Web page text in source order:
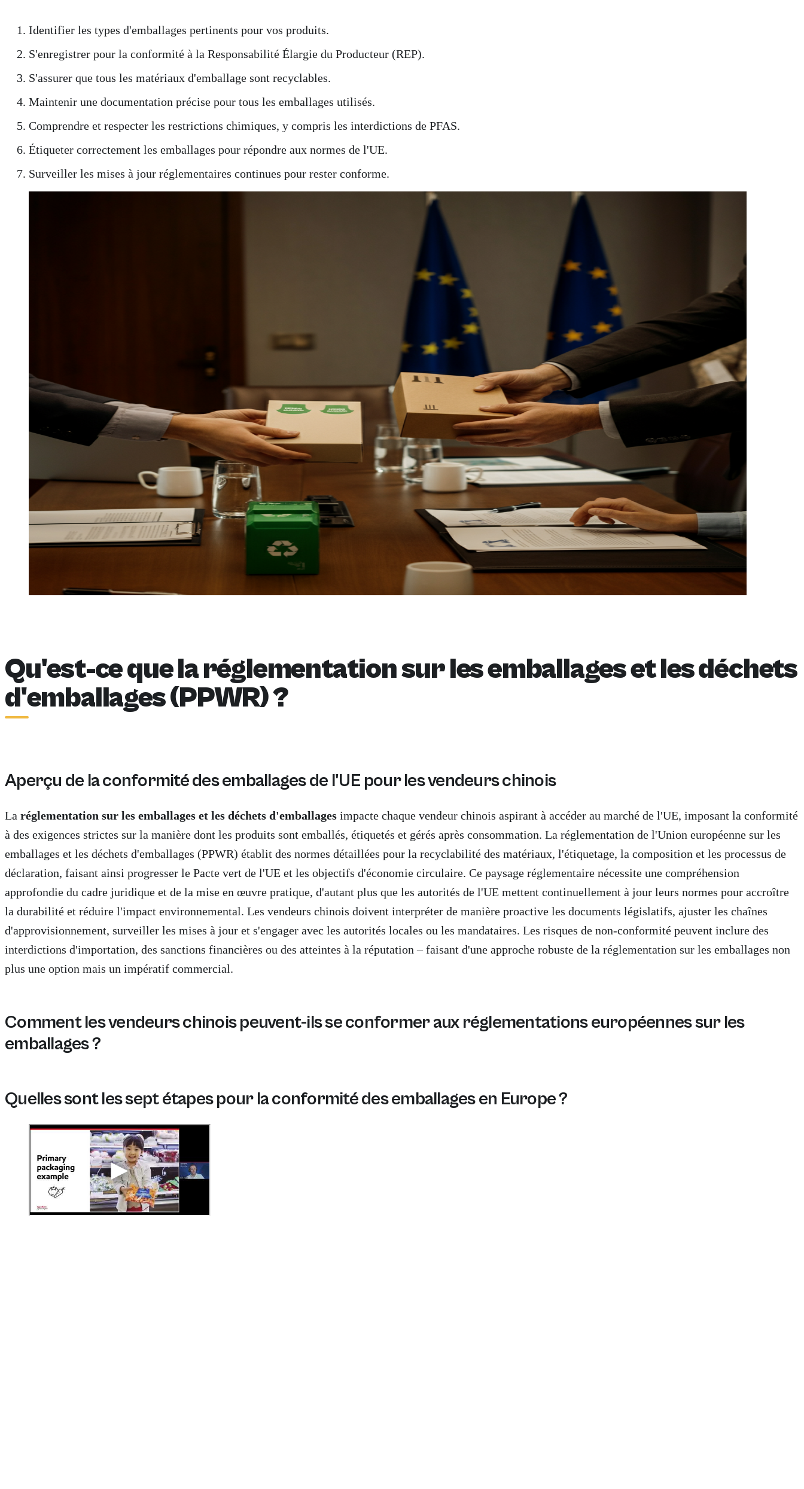
Identifier les types d'emballages pertinents pour vos produits.
S'enregistrer pour la conformité à la Responsabilité Élargie du Producteur (REP).
S'assurer que tous les matériaux d'emballage sont recyclables.
Maintenir une documentation précise pour tous les emballages utilisés.
Comprendre et respecter les restrictions chimiques, y compris les interdictions de PFAS.
Étiqueter correctement les emballages pour répondre aux normes de l'UE.
Surveiller les mises à jour réglementaires continues pour rester conforme.
Qu'est-ce que la réglementation sur les emballages et les déchets
d'emballages (PPWR) ?
Aperçu de la conformité des emballages de l'UE pour les vendeurs chinois
La réglementation sur les emballages et les déchets d'emballages impacte chaque vendeur chinois aspirant à accéder au marché de l'UE, imposant la conformité
à des exigences strictes sur la manière dont les produits sont emballés, étiquetés et gérés après consommation. La réglementation de l'Union européenne sur les
emballages et les déchets d'emballages (PPWR) établit des normes détaillées pour la recyclabilité des matériaux, l'étiquetage, la composition et les processus de
déclaration, faisant ainsi progresser le Pacte vert de l'UE et les objectifs d'économie circulaire. Ce paysage réglementaire nécessite une compréhension
approfondie du cadre juridique et de la mise en œuvre pratique, d'autant plus que les autorités de l'UE mettent continuellement à jour leurs normes pour accroître
la durabilité et réduire l'impact environnemental. Les vendeurs chinois doivent interpréter de manière proactive les documents législatifs, ajuster les chaînes
d'approvisionnement, surveiller les mises à jour et s'engager avec les autorités locales ou les mandataires. Les risques de non-conformité peuvent inclure des
interdictions d'importation, des sanctions financières ou des atteintes à la réputation – faisant d'une approche robuste de la réglementation sur les emballages non
plus une option mais un impératif commercial.
Comment les vendeurs chinois peuvent-ils se conformer aux réglementations européennes sur les
emballages ?
Quelles sont les sept étapes pour la conformité des emballages en Europe ?
Pour atteindre la conformité des emballages en Europe, suivez ces sept étapes : identifiez les types d'emballages, enregistrez-vous pour la REP, assurez la